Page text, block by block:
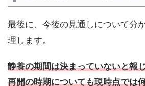
最後に、今後の見通しについて分
理します。
静養の期間は決まっていないと報
再開の時期についても現時点では